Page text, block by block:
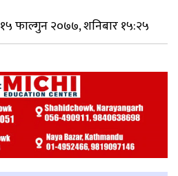
१५ फाल्गुन २०७७, शनिबार १५:२५